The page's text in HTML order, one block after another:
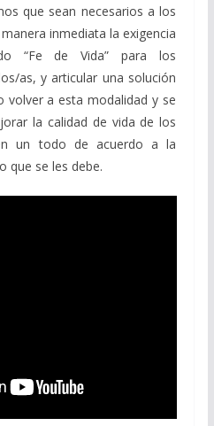
que sean necesarios a los
inmediata la exigencia
“Fe de Vida” para los
as, y articular una solución
volver a esta modalidad y se
la calidad de vida de los
un todo de acuerdo a la
que se les debe.